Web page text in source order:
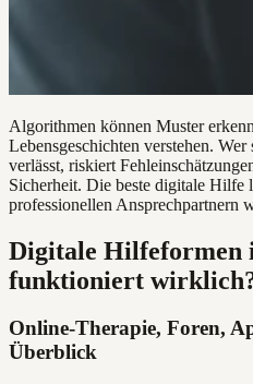
Algorithmen können Muster
Lebensgeschichten verstehen.
verlässt, riskiert
Sicherheit. Die beste digitale Hilfe
professionellen Ansprechpartnern
Digitale Hilfeformen
funktioniert
Online-Therapie, Foren,
Überblick